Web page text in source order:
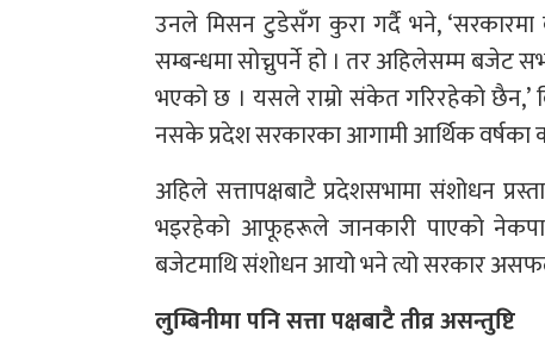
उनले मिसन टुडेसँग कुरा गर्दै भने,
सम्बन्धमा सोच्नुपर्ने हो । तर अहिलेसम्म
भएको छ । यसले राम्रो संकेत गरिरहेको छैन,’
नसके प्रदेश सरकारका आगामी आर्थिक वर्षका
अहिले सत्तापक्षबाटै प्रदेशसभामा संशोधन
भइरहेको आफूहरूले जानकारी पाएको
बजेटमाथि संशोधन आयो भने त्यो सरकार
लुम्बिनीमा पनि सत्ता पक्षबाटै तीव्र असन्तुष्टि